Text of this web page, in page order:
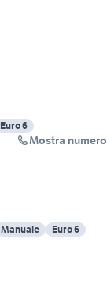
Euro 6
Mostra numero
Manuale Euro 6